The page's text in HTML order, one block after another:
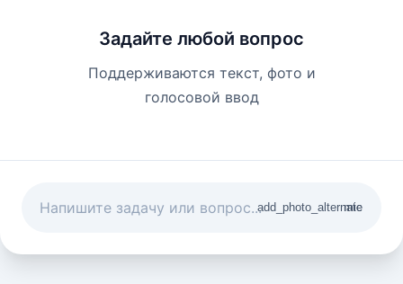
Задайте любой вопрос
Поддерживаются текст, фото и
голосовой ввод
add_photo_alternate
mic